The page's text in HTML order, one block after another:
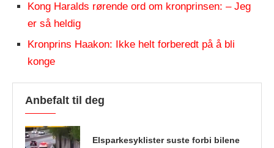
Kong Haralds rørende ord om kronprinsen: – Jeg
er så heldig
Kronprins Haakon: Ikke helt forberedt på å bli
konge
Anbefalt til deg
Elsparkesyklister suste forbi bilene